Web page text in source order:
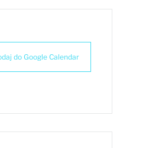
do Google Calendar